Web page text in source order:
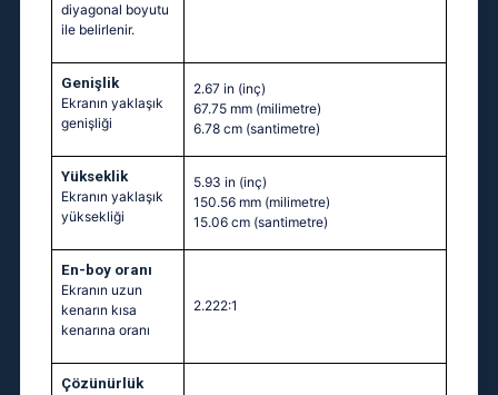
diyagonal boyutu
ile belirlenir.
Genişlik
Ekranın yaklaşık
genişliği
2.67 in (inç)
67.75 mm (milimetre)
6.78 cm (santimetre)
Yükseklik
Ekranın yaklaşık
yüksekliği
5.93 in (inç)
150.56 mm (milimetre)
15.06 cm (santimetre)
En-boy oranı
Ekranın uzun
kenarın kısa
kenarına oranı
2.222:1
Çözünürlük